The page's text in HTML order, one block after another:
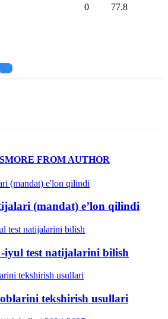
0 77.8
MORE FROM AUTHOR
(mandat) e’lon qilindi
iyul test natijalarini bilish
tekshirish usullari